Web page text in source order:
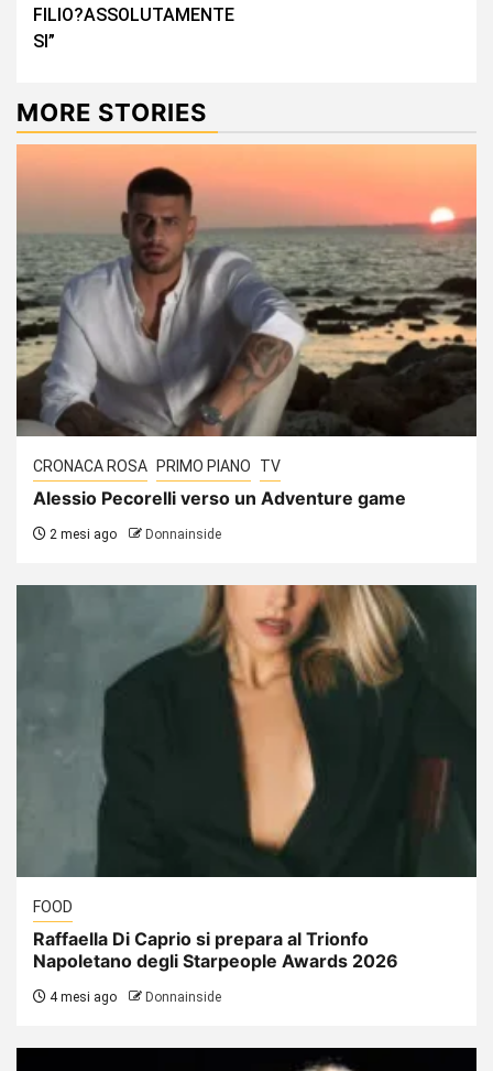
FILIO?ASSOLUTAMENTE
SI”
MORE STORIES
CRONACA ROSA PRIMO PIANO TV
Alessio Pecorelli verso un Adventure game
2 mesi ago Donnainside
FOOD
Raffaella Di Caprio si prepara al Trionfo
Napoletano degli Starpeople Awards 2026
4 mesi ago Donnainside